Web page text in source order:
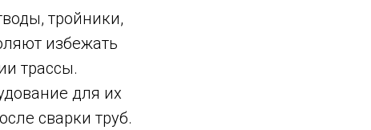
тройники,
избежать
трассы.
для их
сварки труб.